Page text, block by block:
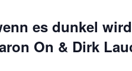
es dunkel
On & Dirk